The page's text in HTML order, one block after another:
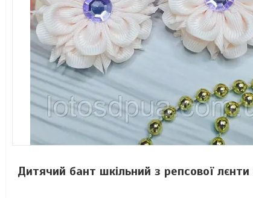
Дитячий бант шкільний з репсової